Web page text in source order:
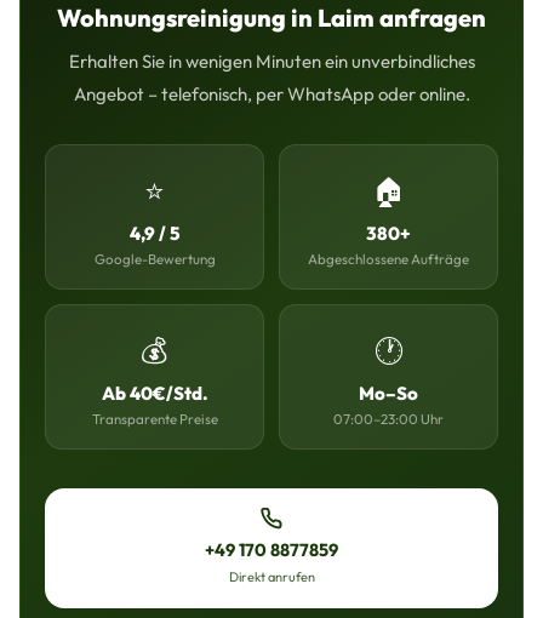
Wohnungsreinigung in Laim anfragen
Erhalten Sie in wenigen Minuten ein unverbindliches
Angebot – telefonisch, per WhatsApp oder online.
⭐
4,9 / 5
Google-Bewertung
🏠
380+
Abgeschlossene Aufträge
💰
Ab 40€/Std.
Transparente Preise
🕐
Mo–So
07:00–23:00 Uhr
+49 170 8877859
Direkt anrufen